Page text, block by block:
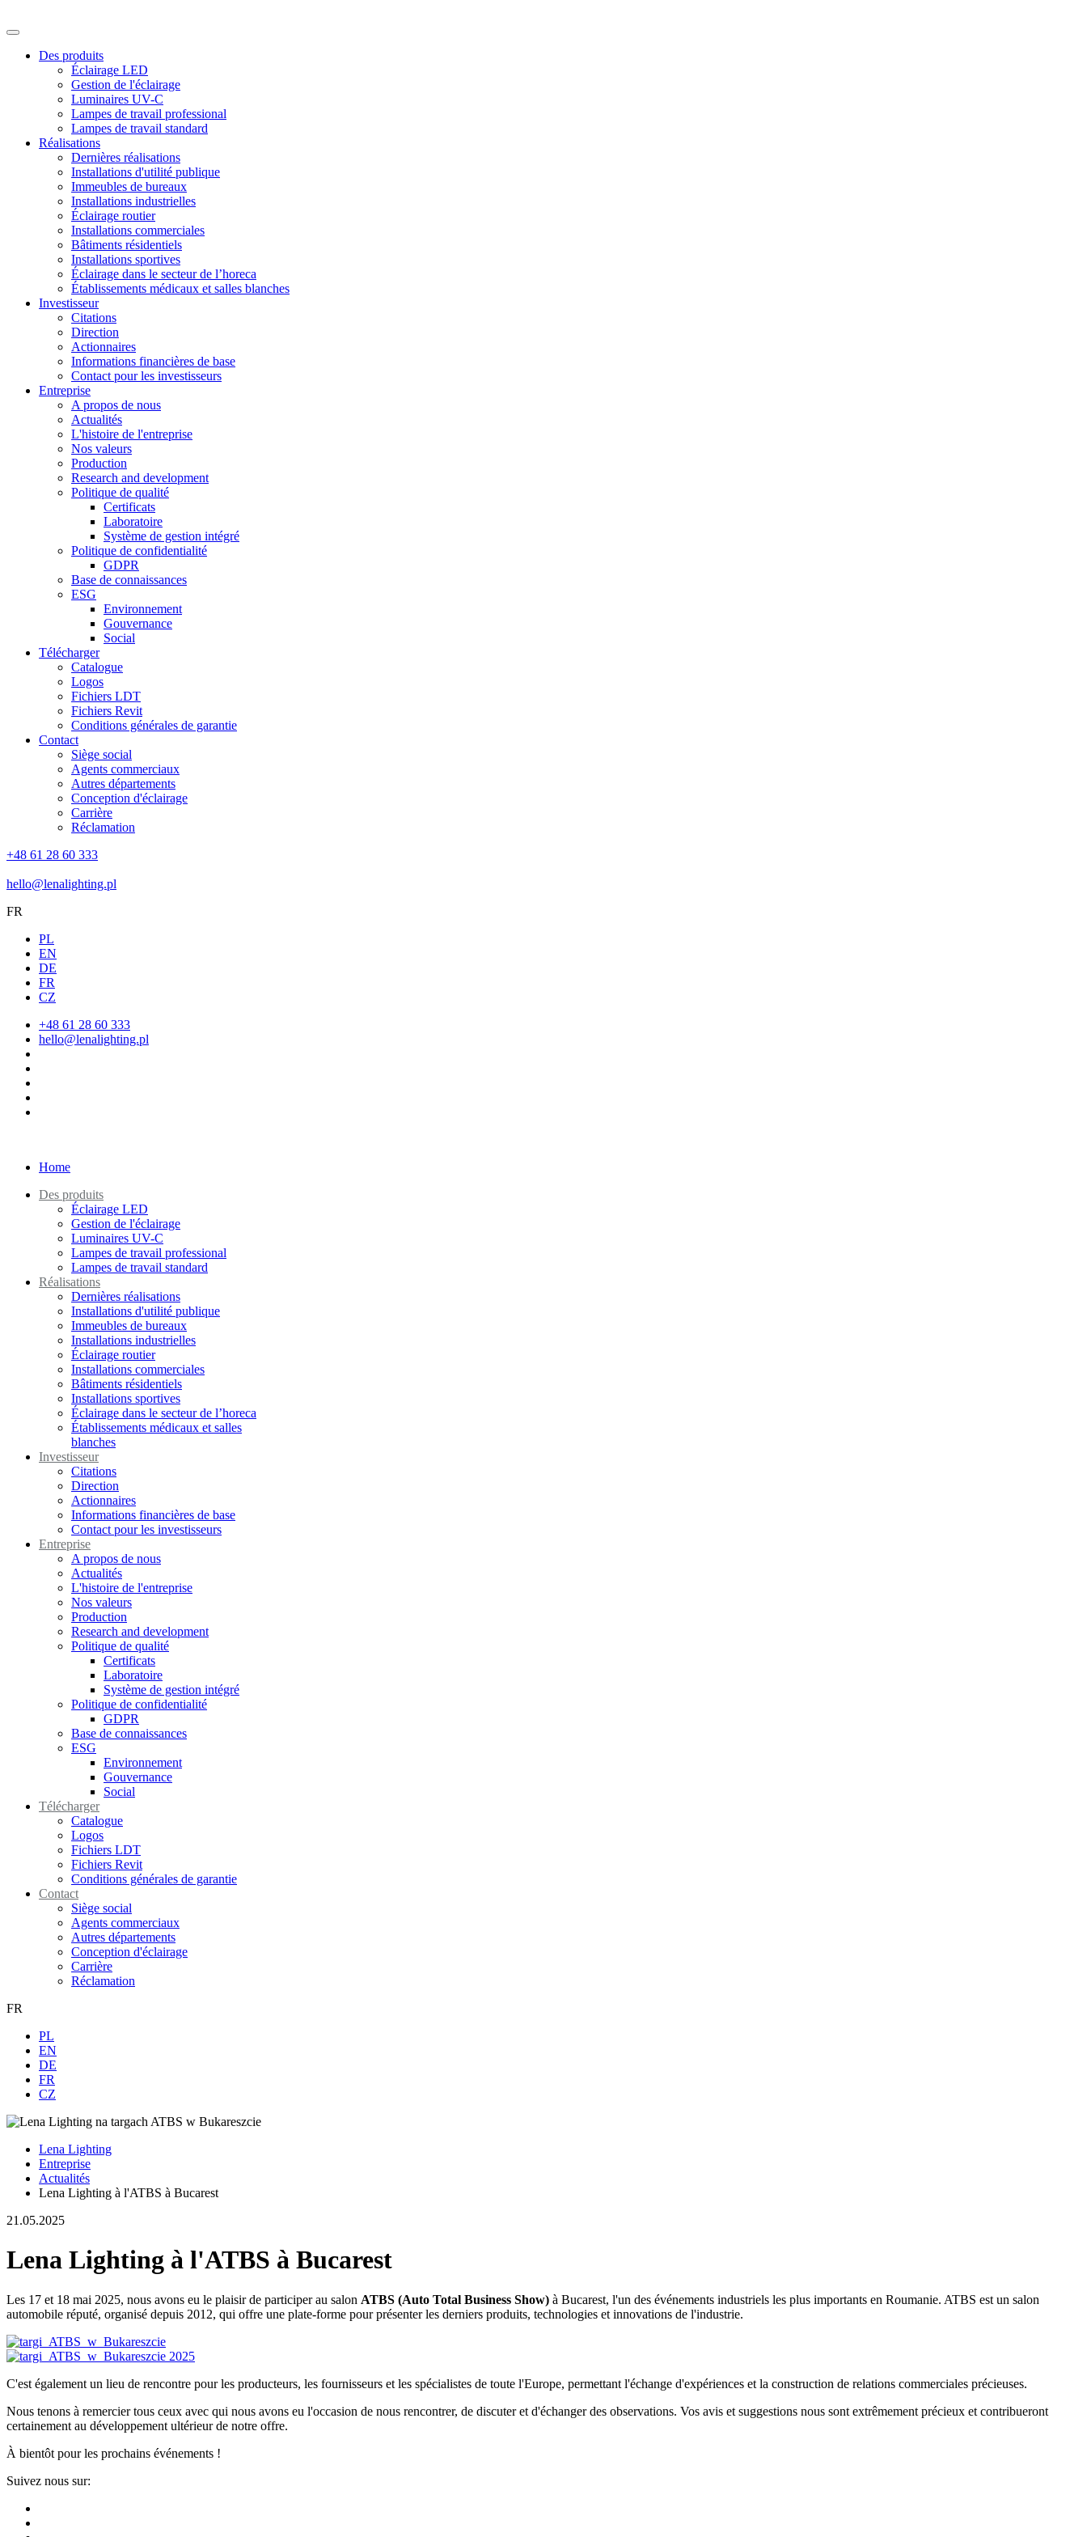
Des produits
Éclairage LED
Gestion de l'éclairage
Luminaires UV-C
Lampes de travail professional
Lampes de travail standard
Réalisations
Dernières réalisations
Installations d'utilité publique
Immeubles de bureaux
Installations industrielles
Éclairage routier
Installations commerciales
Bâtiments résidentiels
Installations sportives
Éclairage dans le secteur de l’horeca
Établissements médicaux et salles blanches
Investisseur
Citations
Direction
Actionnaires
Informations financières de base
Contact pour les investisseurs
Entreprise
A propos de nous
Actualités
L'histoire de l'entreprise
Nos valeurs
Production
Research and development
Politique de qualité
Certificats
Laboratoire
Système de gestion intégré
Politique de confidentialité
GDPR
Base de connaissances
ESG
Environnement
Gouvernance
Social
Télécharger
Catalogue
Logos
Fichiers LDT
Fichiers Revit
Conditions générales de garantie
Contact
Siège social
Agents commerciaux
Autres départements
Conception d'éclairage
Carrière
Réclamation
+48 61 28 60 333
hello@lenalighting.pl
FR
PL
EN
DE
FR
CZ
+48 61 28 60 333
hello@lenalighting.pl
Home
Des produits
Éclairage LED
Gestion de l'éclairage
Luminaires UV-C
Lampes de travail professional
Lampes de travail standard
Réalisations
Dernières réalisations
Installations d'utilité publique
Immeubles de bureaux
Installations industrielles
Éclairage routier
Installations commerciales
Bâtiments résidentiels
Installations sportives
Éclairage dans le secteur de l’horeca
Établissements médicaux et salles
blanches
Investisseur
Citations
Direction
Actionnaires
Informations financières de base
Contact pour les investisseurs
Entreprise
A propos de nous
Actualités
L'histoire de l'entreprise
Nos valeurs
Production
Research and development
Politique de qualité
Certificats
Laboratoire
Système de gestion intégré
Politique de confidentialité
GDPR
Base de connaissances
ESG
Environnement
Gouvernance
Social
Télécharger
Catalogue
Logos
Fichiers LDT
Fichiers Revit
Conditions générales de garantie
Contact
Siège social
Agents commerciaux
Autres départements
Conception d'éclairage
Carrière
Réclamation
FR
PL
EN
DE
FR
CZ
Lena Lighting
Entreprise
Actualités
Lena Lighting à l'ATBS à Bucarest
21.05.2025
Lena Lighting à l'ATBS à Bucarest
Les 17 et 18 mai 2025, nous avons eu le plaisir de participer au salon ATBS (Auto Total Business Show) à Bucarest, l'un des événements industriels les plus importants en Roumanie. ATBS est un salon
automobile réputé, organisé depuis 2012, qui offre une plate-forme pour présenter les derniers produits, technologies et innovations de l'industrie.
C'est également un lieu de rencontre pour les producteurs, les fournisseurs et les spécialistes de toute l'Europe, permettant l'échange d'expériences et la construction de relations commerciales précieuses.
Nous tenons à remercier tous ceux avec qui nous avons eu l'occasion de nous rencontrer, de discuter et d'échanger des observations. Vos avis et suggestions nous sont extrêmement précieux et contribueront
certainement au développement ultérieur de notre offre.
À bientôt pour les prochains événements !
Suivez nous sur: